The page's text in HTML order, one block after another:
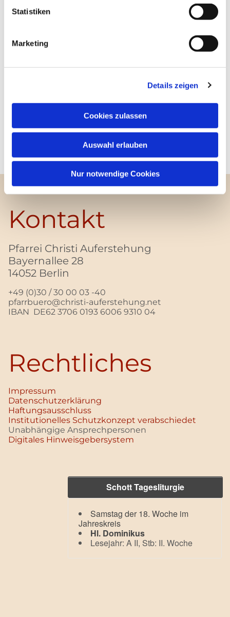
Statistiken
Marketing
Details zeigen
Cookies zulassen
Auswahl erlauben
Nur notwendige Cookies
Kontakt
Pfarrei Christi Auferstehung
Bayernallee 28
14052 Berlin
+49 (0)30 / 30 00 03 -40
pfarrbuero@christi-auferstehung.net
IBAN DE62 3706 0193 6006 9310 04
Rechtliches
Impressum
Datenschutz­erklärung
Haftungsausschluss
Institutionelles Schutzkonzept verabschiedet
Unabhängige Ansprechpersonen
Digitales Hinweisgebersystem
Schott Tagesliturgie
Samstag der 18. Woche im
Jahreskreis
Hl. Dominikus
Lesejahr: A II, Stb: II. Woche